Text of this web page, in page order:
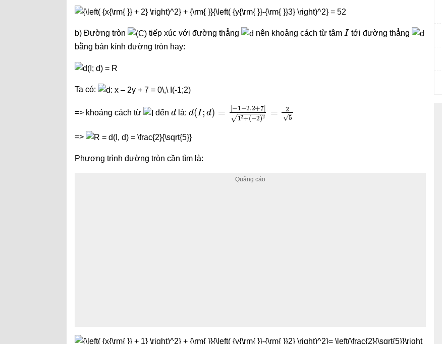
b) Đường tròn tiếp xúc với đường thẳng nên khoảng cách từ tâm
I
tới đường thẳng
bằng bán kính đường tròn hay:
Ta có:
=> khoảng cách từ đến
d
là:
d(I;d )= −2.2+7|1
−2 2=
=>
Phương trình đường tròn cần tìm là: